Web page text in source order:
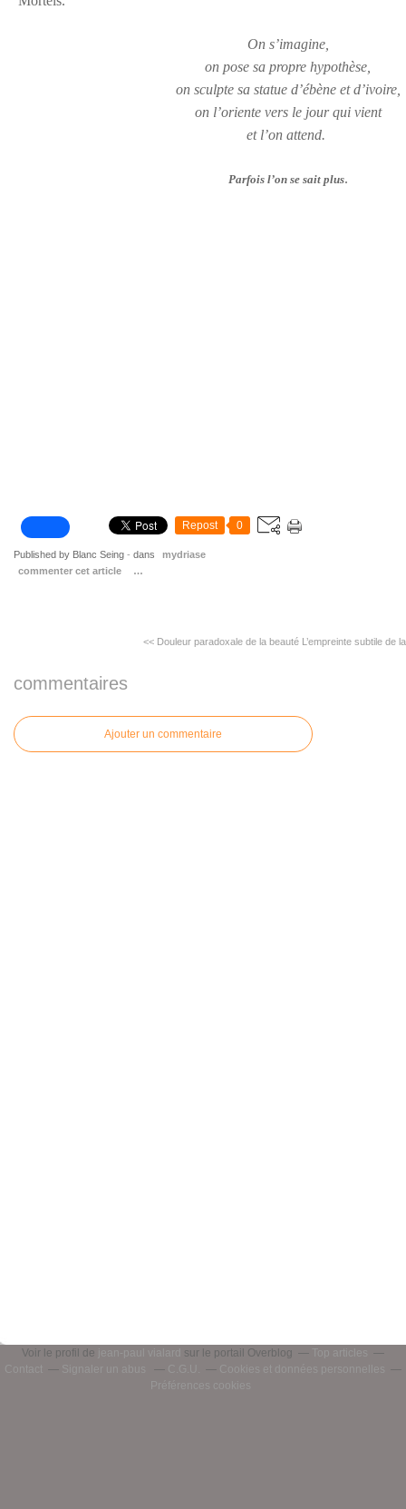
On s’imagine,
on pose sa propre hypothèse,
on sculpte sa statue d’ébène et d’ivoire,
on l’oriente vers le jour qui vient
et l’on attend.
Parfois l’on se sait plus.
Repost 0
Published by Blanc Seing - dans
mydriase
commenter cet article
…
<< Douleur paradoxale de la beauté L’empreinte subtile de
commentaires
Ajouter un commentaire
Voir le profil de jean-paul vialard sur le portail Overblog
Top articles
Contact
Signaler un abus C.G.U.
Cookies et données personnelles
Préférences cookies